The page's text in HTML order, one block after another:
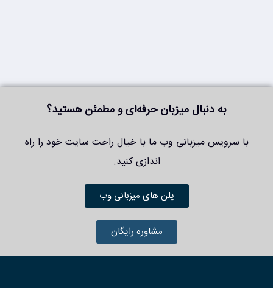
به دنبال میزبان حرفه‌ای و مطمئن هستید؟
با سرویس میزبانی وب ما با خیال راحت سایت خود را راه
اندازی کنید.
پلن های میزبانی وب
مشاوره رایگان